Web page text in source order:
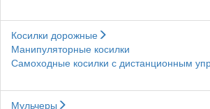
Косилки дорожные
Манипуляторные косилки
Самоходные косилки с дистанционным
Мульчеры